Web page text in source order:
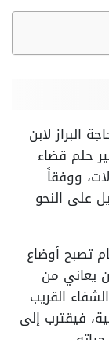
البراز لابن
حلم قضاء
ووفقاً
على النحو
تصبح أوضاع
يعاني من
القريب
فيقترب إلى